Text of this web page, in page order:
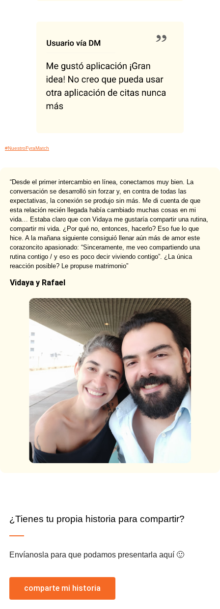
#NuestroFyraMatch
“Desde el primer intercambio en línea, conectamos muy bien. La
conversación se desarrolló sin forzar y, en contra de todas las
expectativas, la conexión se produjo sin más. Me di cuenta de que
esta relación recién llegada había cambiado muchas cosas en mi
vida… Estaba claro que con Vidaya me gustaría compartir una rutina,
compartir mi vida. ¿Por qué no, entonces, hacerlo? Eso fue lo que
hice. A la mañana siguiente consiguió llenar aún más de amor este
corazoncito apasionado: “Sinceramente, me veo compartiendo una
rutina contigo / y eso es poco decir viviendo contigo”. ¿La única
reacción posible? Le propuse matrimonio”
Vidaya y Rafael
¿Tienes tu propia historia para compartir?
Envíanosla para que podamos presentarla aquí 🙂
comparte mi historia